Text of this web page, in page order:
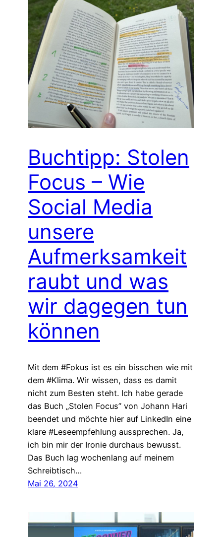
Buchtipp: Stolen
Focus – Wie
Social Media
unsere
Aufmerksamkeit
raubt und was
wir dagegen tun
können
Mit dem #Fokus ist es ein bisschen wie mit
dem #Klima. Wir wissen, dass es damit
nicht zum Besten steht. Ich habe gerade
das Buch „Stolen Focus” von Johann Hari
beendet und möchte hier auf LinkedIn eine
klare #Leseempfehlung aussprechen. Ja,
ich bin mir der Ironie durchaus bewusst.
Das Buch lag wochenlang auf meinem
Schreibtisch…
Mai 26, 2024